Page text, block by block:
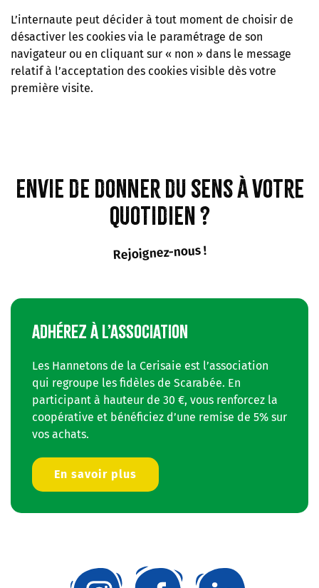
L’internaute peut décider à tout moment de choisir de
désactiver les cookies via le paramétrage de son
navigateur ou en cliquant sur « non » dans le message
relatif à l’acceptation des cookies visible dès votre
première visite.
Envie de donner du sens à votre
quotidien ?
Rejoignez-nous !
ADHÉREZ À L’ASSOCIATION
Les Hannetons de la Cerisaie est l’association
qui regroupe les fidèles de Scarabée. En
participant à hauteur de 30 €, vous renforcez la
coopérative et bénéficiez d’une remise de 5% sur
vos achats.
En savoir plus